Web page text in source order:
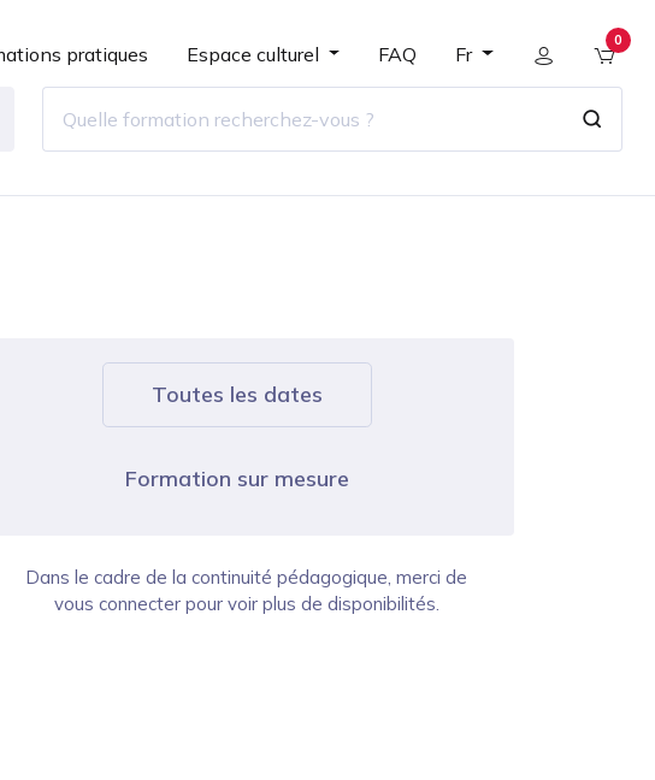
pratiques Espace culturel FAQ Fr
0
Toutes les dates
Formation sur mesure
Dans le cadre de la continuité pédagogique, merci de
vous connecter pour voir plus de disponibilités.